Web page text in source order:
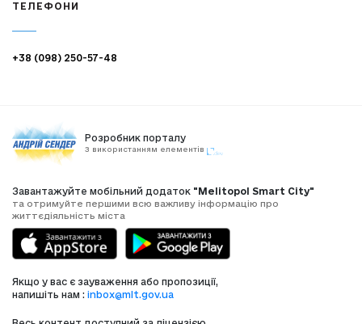
ТЕЛЕФОНИ
+38 (098) 250-57-48
Розробник порталу
З використанням елементів
Завантажуйте мобільний додаток "Melitopol Smart City"
та отримуйте першими всю важливу інформацію про
життєдіяльність міста
Якщо у вас є зауваження або пропозиції,
напишіть нам : inbox@mlt.gov.ua